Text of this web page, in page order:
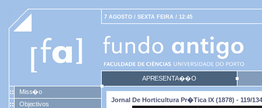
7 AGOSTO / SEXTA FEIRA / 12:45
APRESENTA��O
Miss�o
Objectivos
Jornal De Horticultura Pr�tica IX (1878) - 119/134